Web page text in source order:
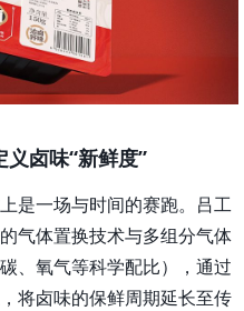
义卤味“新鲜度”
是一场与时间的赛跑。吕工
气体置换技术与多组分气体
、氧气等科学配比），通过
将卤味的保鲜周期延长至传